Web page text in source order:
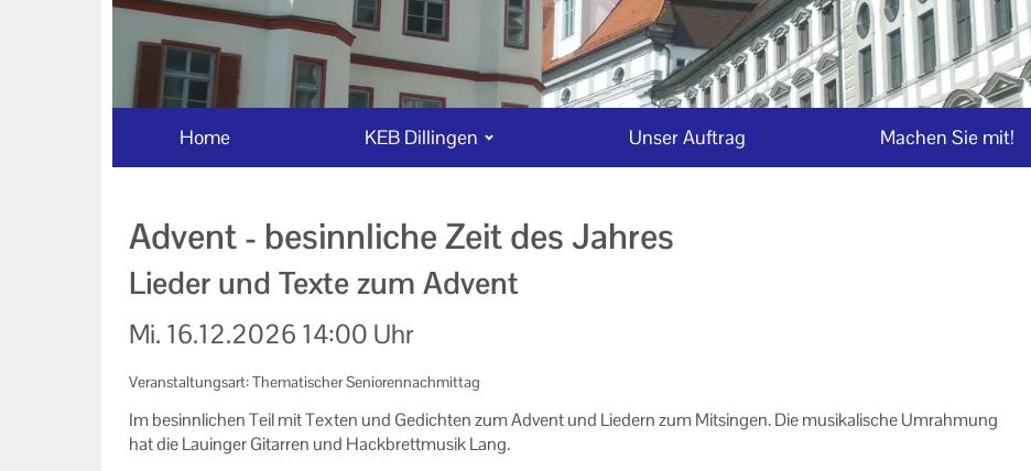
Home KEB Dillingen Unser Auftrag Machen Sie mit!
Advent - besinnliche Zeit des Jahres
Lieder und Texte zum Advent
Mi. 16.12.2026 14:00 Uhr
Veranstaltungsart: Thematischer Seniorennachmittag
Im be­sinn­li­chen Teil mit Tex­ten und Ge­dich­ten zum Ad­vent und Lie­dern zum Mit­sin­gen. Die mu­si­ka­li­sche Um­rah­mung
hat die Lau­in­ger Gi­tar­ren und Hack­brett­mu­sik Lang.
Datenschutzerklärung